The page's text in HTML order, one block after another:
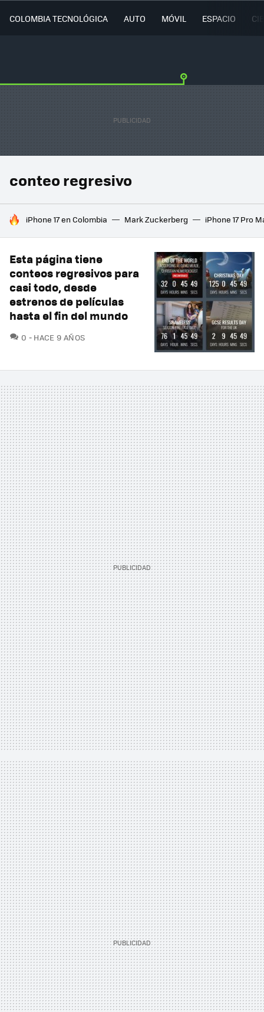
COLOMBIA TECNOLÓGICA AUTO MÓVIL ESPACIO
conteo regresivo
HOY SE HABLA DE
iPhone 17 en Colombia Mark Zuckerberg iPhone 17 Pro
Esta página tiene
conteos regresivos para
casi todo, desde
estrenos de películas
hasta el fin del mundo
0 COMENTARIOS
HACE 9 AÑOS